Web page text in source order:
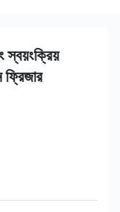
স্বয়ংক্রিয়
ফ্রিজার